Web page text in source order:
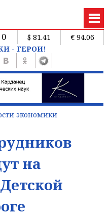
0 $ 81.41
€ 94.06
- ГЕРОИ!
экономики
на